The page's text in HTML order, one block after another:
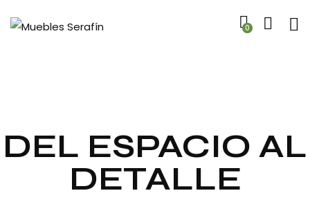
0
DEL ESPACIO AL
DETALLE